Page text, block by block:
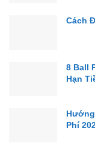
Cách
8 Ball
Hạn
Phí